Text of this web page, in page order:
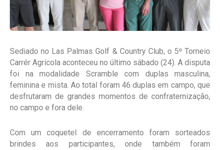
Sediado no Las Palmas Golf & Country Club, o 5º Torneio
Carrér Agrícola aconteceu no último sábado (24). A disputa
foi na modalidade Scramble com duplas masculina,
feminina e mista. Ao total foram 46 duplas em campo, que
desfrutaram de grandes momentos de confraternização,
no campo e fora dele.
Com um coquetel de encerramento foram sorteados
brindes aos participantes, onde também foram